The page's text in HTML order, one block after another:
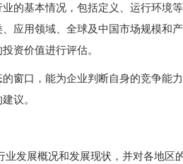
的基本情况，包括定义、运行环境
应用领域、全球及中国市场规模和
资价值进行评估。
窗口，能为企业判断自身的竞争能
议。
发展概况和发展现状，并对各地区